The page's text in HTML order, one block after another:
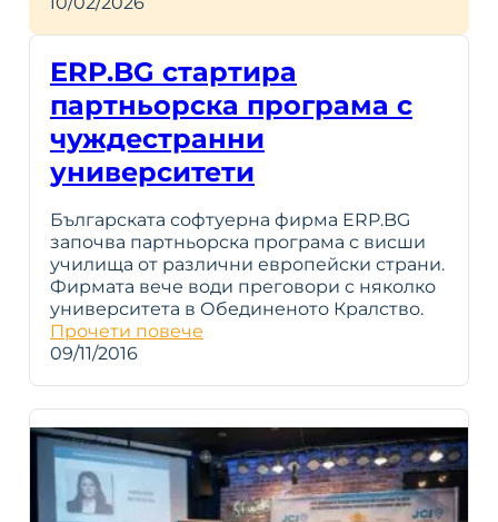
ERP.BG стартира
партньорска програма с
чуждестранни
университети
Българската софтуерна фирма ERP.BG
започва партньорска програма с висши
училища от различни европейски страни.
Фирмата вече води преговори с няколко
университета в Обединеното Кралство.
Прочети повече
09/11/2016